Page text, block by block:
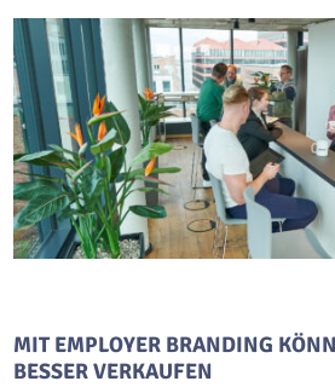
MIT EMPLOYER BRANDING
BESSER VERKAUFEN